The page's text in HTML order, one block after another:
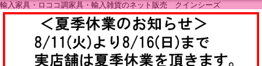
輸入家具・ロココ調家具・輸入雑貨のネット販売 クインシーズ